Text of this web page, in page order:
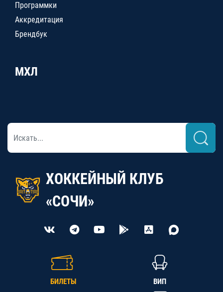
Программки
Аккредитация
Брендбук
МХЛ
ХОККЕЙНЫЙ КЛУБ
«СОЧИ»
БИЛЕТЫ ВИП